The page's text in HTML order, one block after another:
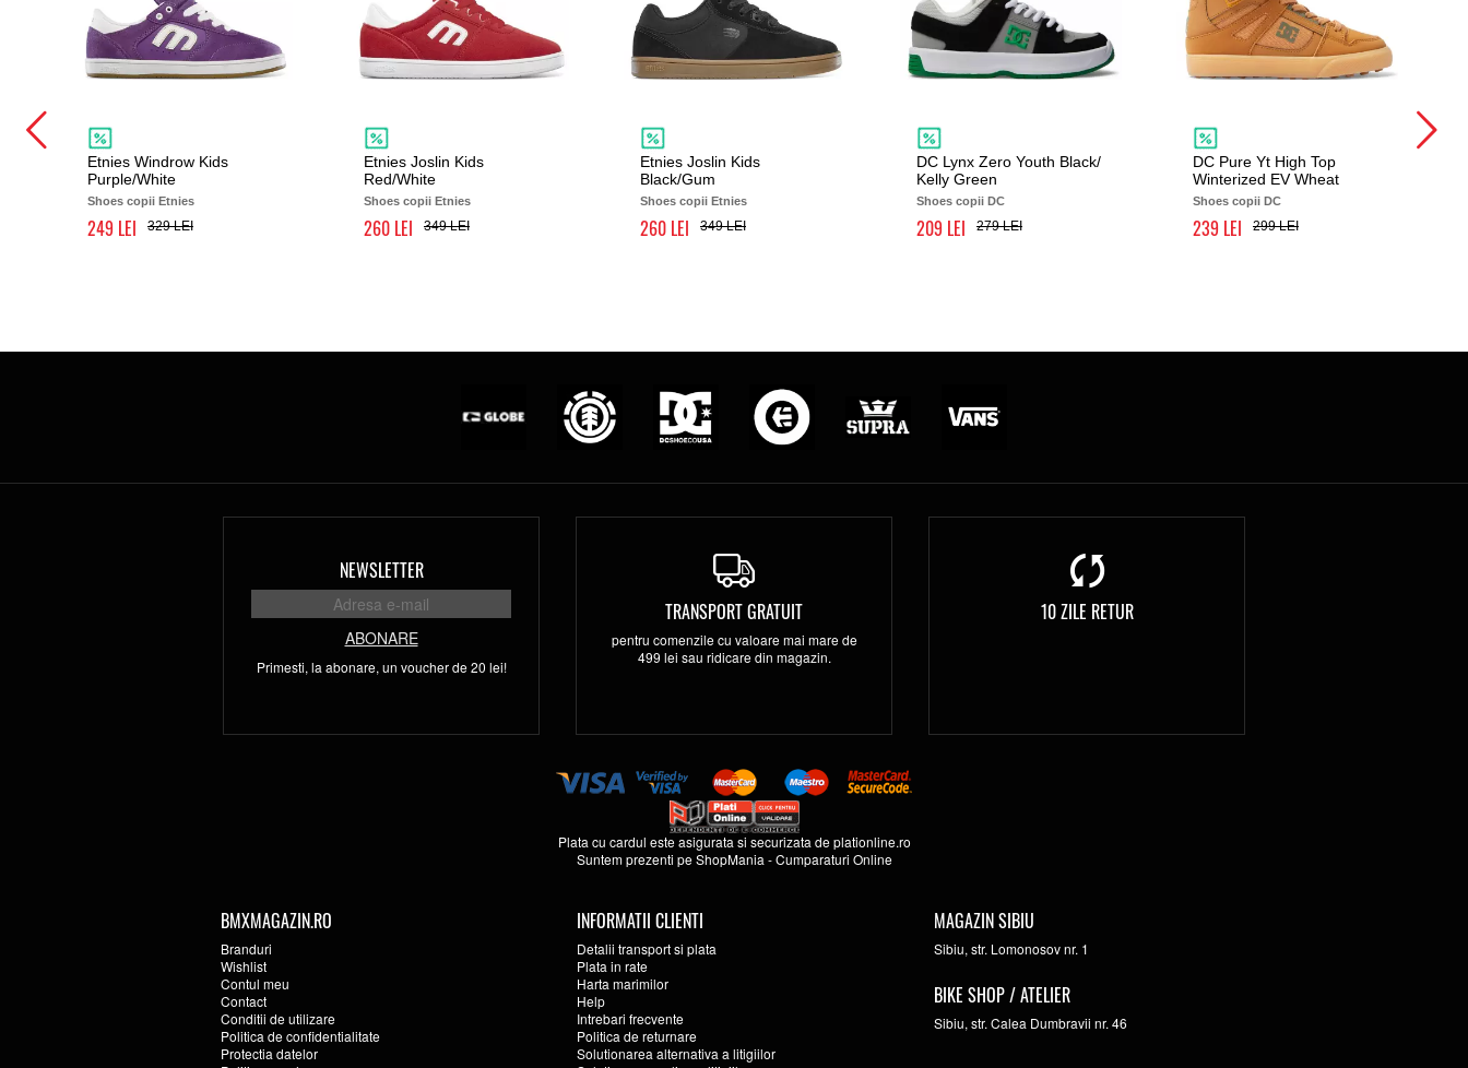
Etnies Windrow Kids
Purple/White
Shoes copii Etnies
249 329
Etnies Joslin Kids
Red/White
Shoes copii Etnies
260 349
Etnies Joslin Kids
Black/Gum
Shoes copii Etnies
260 349
DC Lynx Zero Youth Black/
Kelly Green
Shoes copii DC
209 279
DC Pure Yt High Top
Winterized EV Wheat
Shoes copii DC
239 299
NEWSLETTER
ABONARE
Primesti, la abonare, un voucher de 20 lei!
TRANSPORT GRATUIT
pentru comenzile cu valoare mai mare de
499 lei sau ridicare din magazin.
10 ZILE RETUR
Plata cu cardul este asigurata si securizata deplationline.ro
Suntem prezenti peShopMania -Cumparaturi Online
BMXMAGAZIN.RO
Branduri
Wishlist
Contul meu
Contact
Conditii de utilizare
Politica de confidentialitate
Protectia datelor
INFORMATII CLIENTI
Detalii transport si plata
Plata in rate
Harta marimilor
Help
Intrebari frecvente
Politica de returnare
Solutionarea alternativa a litigiilor
MAGAZIN SIBIU
Sibiu, str. Lomonosov nr. 1
BIKE SHOP / ATELIER
Sibiu, str. Calea Dumbravii nr. 46